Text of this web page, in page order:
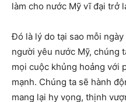
làm cho nước Mỹ vĩ đại trở
Đó là lý do tại sao mỗi
người yêu nước Mỹ, chúng
mọi cuộc khủng hoảng với
mạnh. Chúng ta sẽ hành
mang lại hy vọng, thịnh